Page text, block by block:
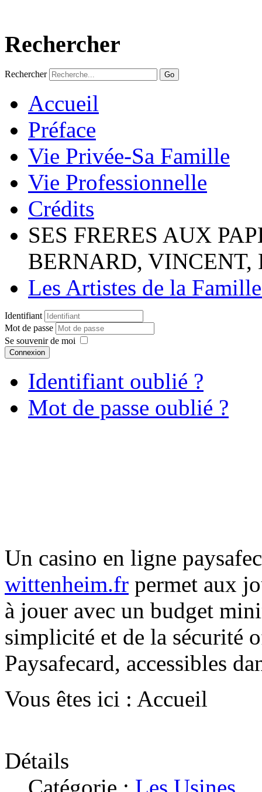
Rechercher
Rechercher Go
Accueil
Préface
Vie Privée-Sa Famille
Vie Professionnelle
Crédits
SES FRERES AUX
BERNARD, VINCENT,
Les Artistes de la
Identifiant
Mot de passe
Se souvenir de moi
Connexion
Identifiant oublié ?
Mot de passe oublié ?
Un casino en ligne
wittenheim.fr permet aux
à jouer avec un budget
simplicité et de la sécurité
Paysafecard, accessibles
Vous êtes ici : Accueil
Détails